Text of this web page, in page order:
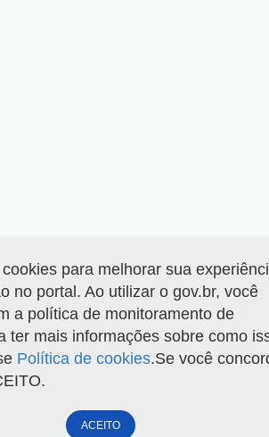
para melhorar sua
no portal. Ao utilizar o gov.br, você
a política de monitoramento de
ter mais informações sobre como
Política de cookies.Se você
ACEITO